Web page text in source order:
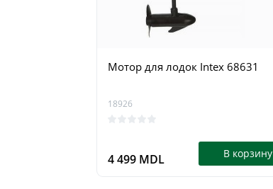
Мотор для лодок Intex 68631
18926
4 499 MDL В корзину